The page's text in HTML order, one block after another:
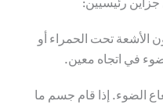
الأشعة تحت الحمراء أو
في اتجاه معين.
الضوء. إذا قام جسم ما